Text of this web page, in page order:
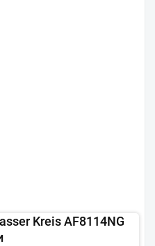
Kreis AF8114NG